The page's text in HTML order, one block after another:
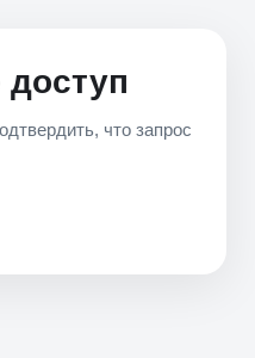
что запрос